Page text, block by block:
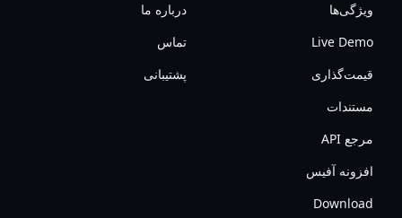
ویژگی‌ها
Live Demo
قیمت‌گذاری
مستندات
مرجع API
افزونه آفیس
Download
درباره ما
تماس
پشتیبانی